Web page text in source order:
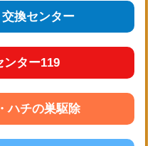
換センター
ンター119
ハチの巣駆除